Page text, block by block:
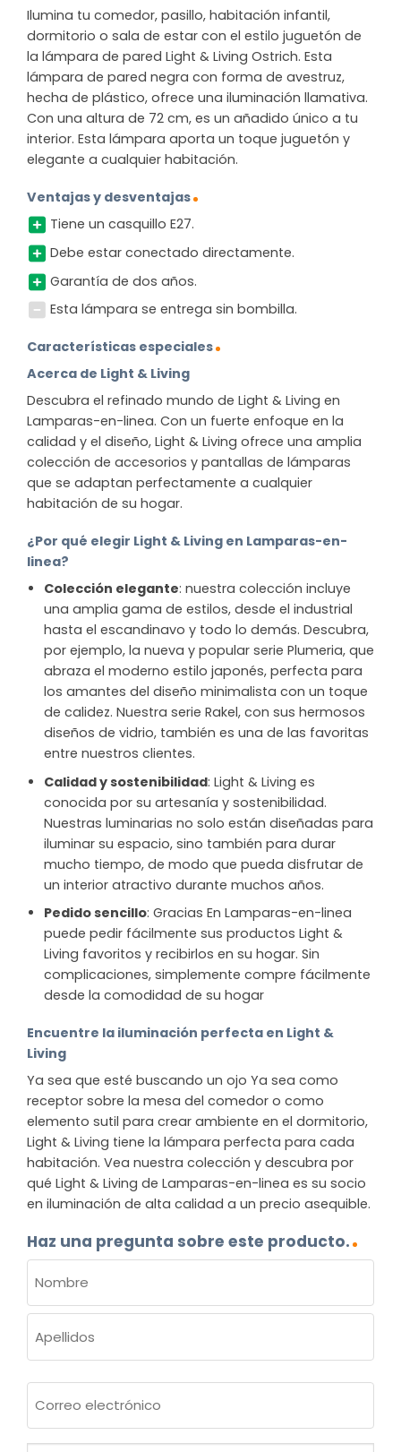
Ilumina tu comedor, pasillo, habitación infantil,
dormitorio o sala de estar con el estilo juguetón de
la lámpara de pared Light & Living Ostrich. Esta
lámpara de pared negra con forma de avestruz,
hecha de plástico, ofrece una iluminación llamativa.
Con una altura de 72 cm, es un añadido único a tu
interior. Esta lámpara aporta un toque juguetón y
elegante a cualquier habitación.
Ventajas y desventajas
Tiene un casquillo E27.
Debe estar conectado directamente.
Garantía de dos años.
Esta lámpara se entrega sin bombilla.
Características especiales
Acerca de Light & Living
Descubra el refinado mundo de Light & Living en
Lamparas-en-linea. Con un fuerte enfoque en la
calidad y el diseño, Light & Living ofrece una amplia
colección de accesorios y pantallas de lámparas
que se adaptan perfectamente a cualquier
habitación de su hogar.
¿Por qué elegir Light & Living en Lamparas-en-
linea?
Colección elegante: nuestra colección incluye
una amplia gama de estilos, desde el industrial
hasta el escandinavo y todo lo demás. Descubra,
por ejemplo, la nueva y popular serie Plumeria, que
abraza el moderno estilo japonés, perfecta para
los amantes del diseño minimalista con un toque
de calidez. Nuestra serie Rakel, con sus hermosos
diseños de vidrio, también es una de las favoritas
entre nuestros clientes.
Calidad y sostenibilidad: Light & Living es
conocida por su artesanía y sostenibilidad.
Nuestras luminarias no solo están diseñadas para
iluminar su espacio, sino también para durar
mucho tiempo, de modo que pueda disfrutar de
un interior atractivo durante muchos años.
Pedido sencillo: Gracias En Lamparas-en-linea
puede pedir fácilmente sus productos Light &
Living favoritos y recibirlos en su hogar. Sin
complicaciones, simplemente compre fácilmente
desde la comodidad de su hogar
Encuentre la iluminación perfecta en Light &
Living
Ya sea que esté buscando un ojo Ya sea como
receptor sobre la mesa del comedor o como
elemento sutil para crear ambiente en el dormitorio,
Light & Living tiene la lámpara perfecta para cada
habitación. Vea nuestra colección y descubra por
qué Light & Living de Lamparas-en-linea es su socio
en iluminación de alta calidad a un precio asequible.
Haz una pregunta sobre este producto.
(OBLIGATORIO)
Nombre
electrónico